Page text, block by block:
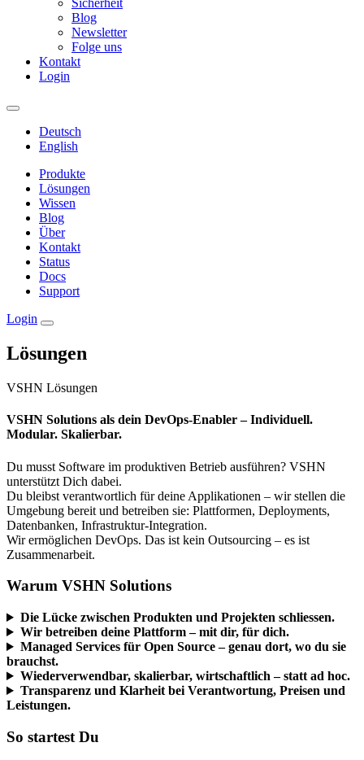
Sicherheit
Blog
Newsletter
Folge uns
Kontakt
Login
Deutsch
English
Produkte
Lösungen
Wissen
Blog
Über
Kontakt
Status
Docs
Support
Login
Lösungen
VSHN Lösungen
VSHN Solutions als dein DevOps-Enabler – Individuell.
Modular. Skalierbar.
Du musst Software im produktiven Betrieb ausführen? VSHN
unterstützt Dich dabei.
Du bleibst verantwortlich für deine Applikationen – wir stellen die
Umgebung bereit und betreiben sie: Plattformen, Deployments,
Datenbanken, Infrastruktur-Integration.
Wir ermöglichen DevOps. Das ist kein Outsourcing – es ist
Zusammenarbeit.
Warum VSHN Solutions
Die Lücke zwischen Produkten und Projekten schliessen.
Wir betreiben deine Plattform – mit dir, für dich.
Managed Services für Open Source – genau dort, wo du sie
brauchst.
Wiederverwendbar, skalierbar, wirtschaftlich – statt ad hoc.
Transparenz und Klarheit bei Verantwortung, Preisen und
Leistungen.
So startest Du